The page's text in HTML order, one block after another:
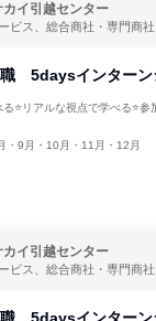
イ引越センター
ビス、総合商社・専門商
職 5daysインターン
⭐リアルな視点で学べる⭐参
・9月・10月・11月・12月
イ引越センター
ビス、総合商社・専門商